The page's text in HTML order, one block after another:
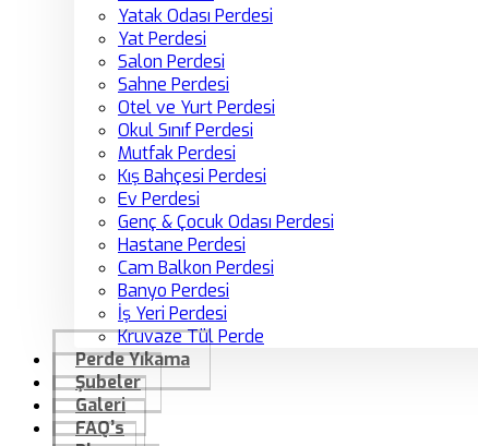
Yatak Odası Perdesi
Yat Perdesi
Salon Perdesi
Sahne Perdesi
Otel ve Yurt Perdesi
Okul Sınıf Perdesi
Mutfak Perdesi
Kış Bahçesi Perdesi
Ev Perdesi
Genç & Çocuk Odası Perdesi
Hastane Perdesi
Cam Balkon Perdesi
Banyo Perdesi
İş Yeri Perdesi
Kruvaze Tül Perde
Perde Yıkama
Şubeler
Galeri
FAQ’s